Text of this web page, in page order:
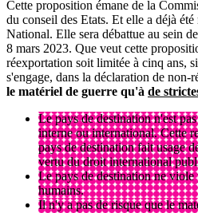
Cette proposition émane de la
du conseil des Etats. Et elle a déjà
National. Elle sera débattue au sein
8 mars 2023. Que veut cette
réexportation soit limitée à cinq ans,
s'engage, dans la déclaration de non-
le matériel de guerre qu'à de
Le pays de destination n'est
interne ou international. Cette
pays de destination fait usage
vertu du droit international
Le pays de destination ne viole
humains.
Il n'y a pas de risque que le